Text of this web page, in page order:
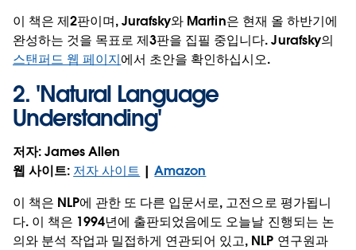
이 책은 제2판이며, Jurafsky와 Martin은 현재 올 하반기에
완성하는 것을 목표로 제3판을 집필 중입니다. Jurafsky의
스탠퍼드 웹 페이지에서 초안을 확인하십시오.
2. 'Natural Language
Understanding'
저자: James Allen
웹 사이트: 저자 사이트 |Amazon
이 책은 NLP에 관한 또 다른 입문서로, 고전으로 평가됩니
다. 이 책은 1994년에 출판되었음에도 오늘날 진행되는 논
의와 분석 작업과 밀접하게 연관되어 있고, NLP 연구원과